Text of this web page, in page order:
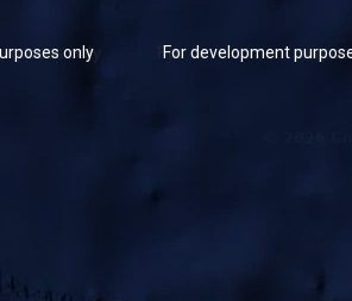
For development
only